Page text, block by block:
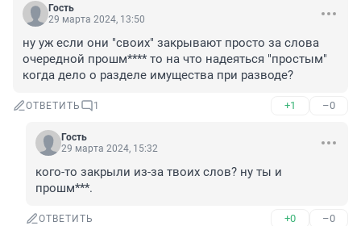
Гость
29 марта 2024, 13:50
ну уж если они "своих" закрывают просто за слова
очередной прошм**** то на что надеяться "простым"
когда дело о разделе имущества при разводе?
ОТВЕТИТЬ 1 +1 –0
Гость
29 марта 2024, 15:32
кого-то закрыли из-за твоих слов? ну ты и
прошм***.
ОТВЕТИТЬ +0 –0